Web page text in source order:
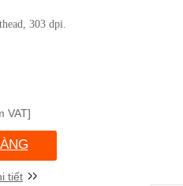
303 dpi.
VAT]
tiết